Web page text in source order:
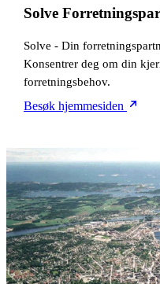
Solve
Solve - Din
Konsentrer deg om din
forretningsbehov.
Besøk hjemmesiden